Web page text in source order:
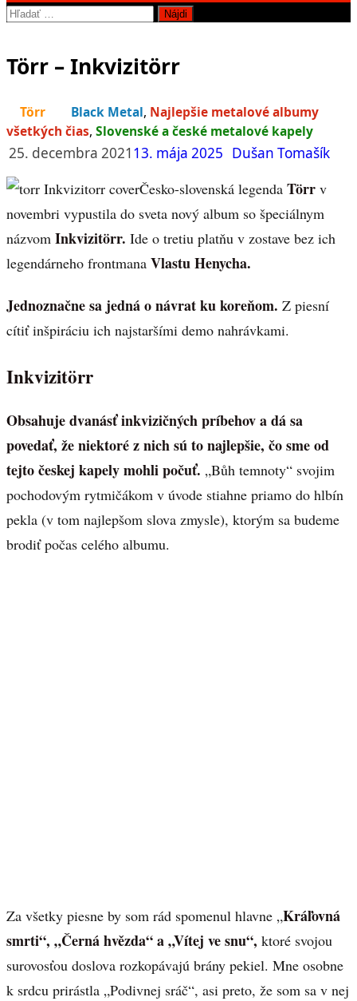
Hľadať:
Törr – Inkvizitörr
Törr Black Metal, Najlepšie metalové albumy
všetkých čias, Slovenské a české metalové kapely
25. decembra 202113. mája 2025 Dušan Tomašík
Česko-slovenská legenda Törr v
novembri vypustila do sveta nový album so špeciálnym
názvom Inkvizitörr. Ide o tretiu platňu v zostave bez ich
legendárneho frontmana Vlastu Henycha.
Jednoznačne sa jedná o návrat ku koreňom. Z piesní
cítiť inšpiráciu ich najstaršími demo nahrávkami.
Inkvizitörr
Obsahuje dvanásť inkvizičných príbehov a dá sa
povedať, že niektoré z nich sú to najlepšie, čo sme od
tejto českej kapely mohli počuť. „Bůh temnoty“ svojim
pochodovým rytmičákom v úvode stiahne priamo do hlbín
pekla (v tom najlepšom slova zmysle), ktorým sa budeme
brodiť počas celého albumu.
Za všetky piesne by som rád spomenul hlavne „Kráľovná
smrti“, „Černá hvězda“ a „Vítej ve snu“, ktoré svojou
surovosťou doslova rozkopávajú brány pekiel. Mne osobne
k srdcu prirástla „Podivnej sráč“, asi preto, že som sa v nej